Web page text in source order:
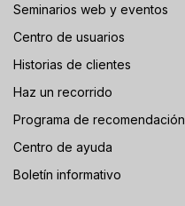
Seminarios web y eventos
Centro de usuarios
Historias de clientes
Haz un recorrido
Programa de recomendación
Centro de ayuda
Boletín informativo